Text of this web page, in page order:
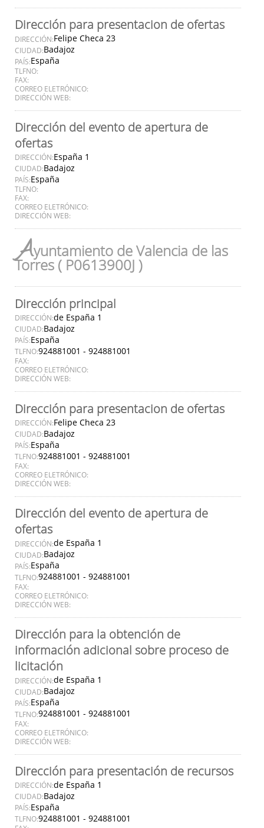
Dirección para presentacion de ofertas
DIRECCIÓN:Felipe Checa 23
CIUDAD:Badajoz
PAÍS:España
TLFNO:
FAX:
CORREO ELETRÓNICO:
DIRECCIÓN WEB:
Dirección del evento de apertura de
ofertas
DIRECCIÓN:España 1
CIUDAD:Badajoz
PAÍS:España
TLFNO:
FAX:
CORREO ELETRÓNICO:
DIRECCIÓN WEB:
Ayuntamiento de Valencia de las
Torres ( P0613900J )
Dirección principal
DIRECCIÓN:de España 1
CIUDAD:Badajoz
PAÍS:España
TLFNO:924881001 - 924881001
FAX:
CORREO ELETRÓNICO:
DIRECCIÓN WEB:
Dirección para presentacion de ofertas
DIRECCIÓN:Felipe Checa 23
CIUDAD:Badajoz
PAÍS:España
TLFNO:924881001 - 924881001
FAX:
CORREO ELETRÓNICO:
DIRECCIÓN WEB:
Dirección del evento de apertura de
ofertas
DIRECCIÓN:de España 1
CIUDAD:Badajoz
PAÍS:España
TLFNO:924881001 - 924881001
FAX:
CORREO ELETRÓNICO:
DIRECCIÓN WEB:
Dirección para la obtención de
información adicional sobre proceso de
licitación
DIRECCIÓN:de España 1
CIUDAD:Badajoz
PAÍS:España
TLFNO:924881001 - 924881001
FAX:
CORREO ELETRÓNICO:
DIRECCIÓN WEB:
Dirección para presentación de recursos
DIRECCIÓN:de España 1
CIUDAD:Badajoz
PAÍS:España
TLFNO:924881001 - 924881001